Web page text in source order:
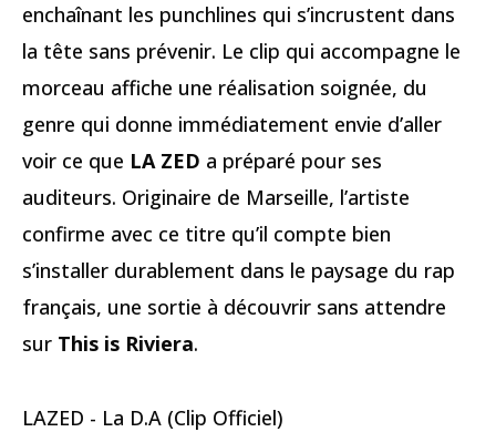
enchaînant les punchlines qui s’incrustent dans
la tête sans prévenir. Le clip qui accompagne le
morceau affiche une réalisation soignée, du
genre qui donne immédiatement envie d’aller
voir ce que LA ZED a préparé pour ses
auditeurs. Originaire de Marseille, l’artiste
confirme avec ce titre qu’il compte bien
s’installer durablement dans le paysage du rap
français, une sortie à découvrir sans attendre
sur This is Riviera.
LAZED - La D.A (Clip Officiel)